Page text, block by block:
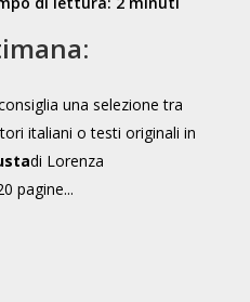
una selezione tra
italiani o testi originali in
di Lorenza
pagine...